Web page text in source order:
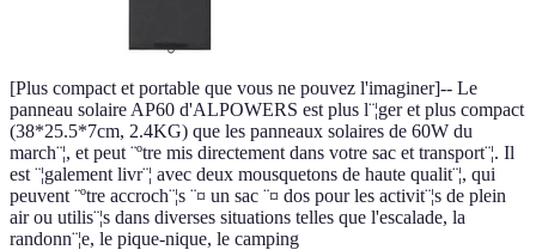
[Plus compact et portable que vous ne pouvez l'imaginer]-- Le
panneau solaire AP60 d'ALPOWERS est plus l¨¦ger et plus compact
(38*25.5*7cm, 2.4KG) que les panneaux solaires de 60W du
march¨¦, et peut ¨ºtre mis directement dans votre sac et transport¨¦. Il
est ¨¦galement livr¨¦ avec deux mousquetons de haute qualit¨¦, qui
peuvent ¨ºtre accroch¨¦s ¨¤ un sac ¨¤ dos pour les activit¨¦s de plein
air ou utilis¨¦s dans diverses situations telles que l'escalade, la
randonn¨¦e, le pique-nique, le camping